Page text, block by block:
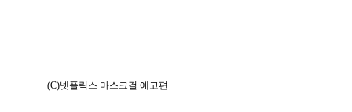
(C)넷플릭스 마스크걸 예고편